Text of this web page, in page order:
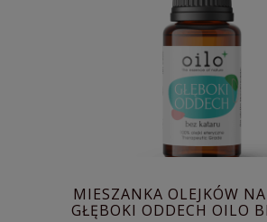
MIESZANKA OLEJKÓW
GŁĘBOKI ODDECH OILO